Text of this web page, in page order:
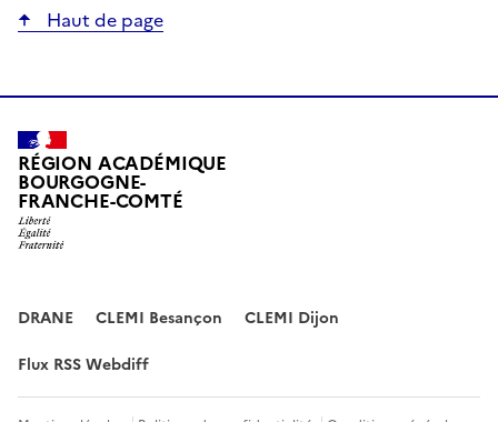
Haut de page
RÉGION ACADÉMIQUE
BOURGOGNE-
FRANCHE-COMTÉ
DRANE CLEMI Besançon
CLEMI Dijon
Flux RSS Webdiff